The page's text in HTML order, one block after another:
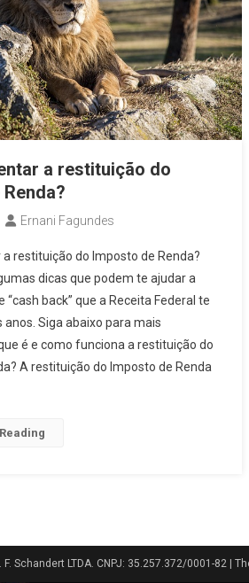
a restituição do
Ernani Fagundes
restituição do Imposto de Renda?
dicas que podem te ajudar a
back” que a Receita Federal te
anos. Siga abaixo para mais
é e como funciona a restituição do
A restituição do Imposto de Renda
Schandert LTDA. CNPJ: 35.257.372/0001-82 |